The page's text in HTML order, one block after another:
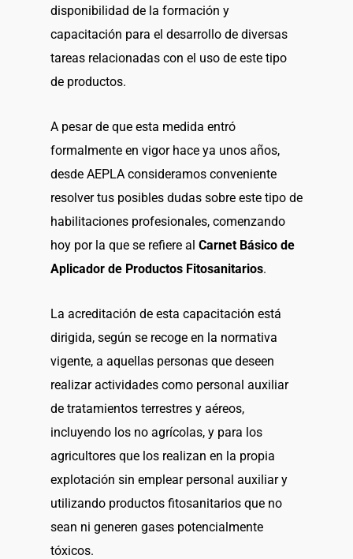
disponibilidad de la formación y
capacitación para el desarrollo de diversas
tareas relacionadas con el uso de este tipo
de productos.
A pesar de que esta medida entró
formalmente en vigor hace ya unos años,
desde AEPLA consideramos conveniente
resolver tus posibles dudas sobre este tipo de
habilitaciones profesionales, comenzando
hoy por la que se refiere al Carnet Básico de
Aplicador de Productos Fitosanitarios.
La acreditación de esta capacitación está
dirigida, según se recoge en la normativa
vigente, a aquellas personas que deseen
realizar actividades como personal auxiliar
de tratamientos terrestres y aéreos,
incluyendo los no agrícolas, y para los
agricultores que los realizan en la propia
explotación sin emplear personal auxiliar y
utilizando productos fitosanitarios que no
sean ni generen gases potencialmente
tóxicos.